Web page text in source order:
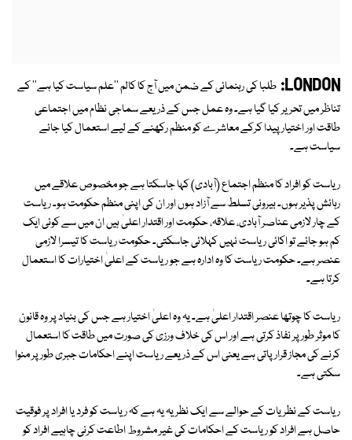
LONDON: طلبا کی رہنمائی کے ضمن میں آج کا کالم ''علم سیاست کیا ہے'' کے
تناظر میں تحریر کیا گیا ہے۔ وہ عمل جس کے ذریعے سماجی نظام میں اجتماعی
طاقت اور اختیار پیدا کرکے معاشرے کو منظم رکھنے کے لیے استعمال کیا جائے
سیاست ہے۔
ریاست کو افراد کا منظم اجتماع (آبادی) کہا جاسکتا ہے جو مخصوص علاقے میں
رہائش پذیر ہوں۔ بیرونی تسلط سے آزاد ہوں اور ان کی اپنی منظم حکومت ہو۔ ریاست
کے چار لازمی عناصر آبادی، علاقہ، حکومت اور اقتدار اعلیٰ ہیں ان میں سے کوئی ایک
کم ہو جائے تو اکائی ریاست نہیں کہلائی جاسکتی۔ حکومت ریاست کا تیسرا لازمی
عنصر ہے۔ حکومت ریاست کا وہ ادارہ ہے جو ریاست کے اعلیٰ اختیارات کا استعمال
کرتا ہے۔
ریاست کا چوتھا عنصر اقتدار اعلیٰ ہے۔ یہ وہ اعلیٰ اختیار ہے جس کی بنیاد پر وہ قانون
کا موثر طور پر نفاذ کرتی ہے اور اس کی خلاف ورزی کی صورت میں طاقت کا استعمال
کرنے کی مجاز قرار پاتی ہے یعنی اس کے ذریعے ریاست اپنے احکامات جبری طور پر منوا
سکتی ہے۔
ریاست کے نظریات کے حوالے سے ایک نظریہ یہ ہے کہ ریاست کو فرد یا افراد پر فوقیت
حاصل ہے افراد کو ریاست کے احکامات کی غیر مشروط اطاعت کرنی چاہیے افراد کو